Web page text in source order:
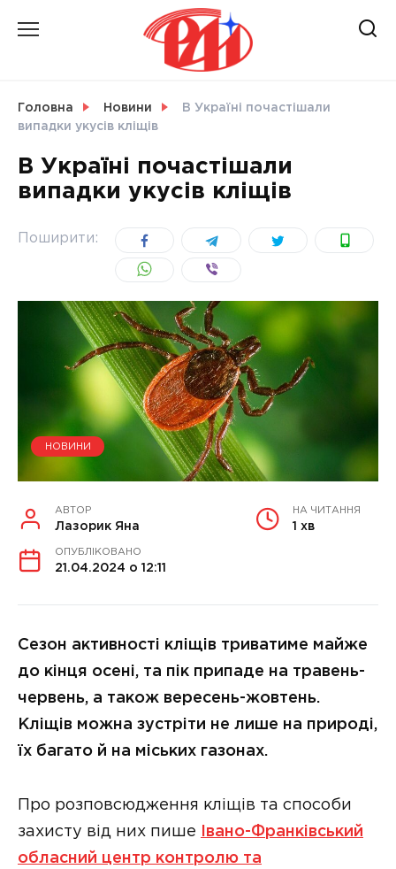
УКРАЇНА
Головна Новини
В Україні почастішали
випадки укусів кліщів
В Україні почастішали
випадки укусів кліщів
Поширити:
НОВИНИ
АВТОР
Лазорик Яна
НА ЧИТАННЯ
1 хв
ОПУБЛІКОВАНО
21.04.2024 о 12:11
Сезон активності кліщів триватиме майже
до кінця осені, та пік припаде на травень-
червень, а також вересень-жовтень.
Кліщів можна зустріти не лише на природі,
їх багато й на міських газонах.
Про розповсюдження кліщів та способи
захисту від них пише
Івано-Франківський
обласний центр контролю та